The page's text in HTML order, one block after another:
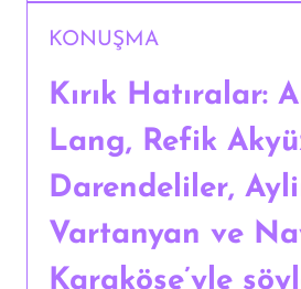
KONUŞMA
Kırık Hatıralar:
Lang, Refik
Darendeliler,
Vartanyan ve
Karaköse’yle